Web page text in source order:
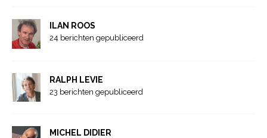
ILAN ROOS
24 berichten gepubliceerd
RALPH LEVIE
23 berichten gepubliceerd
MICHEL DIDIER